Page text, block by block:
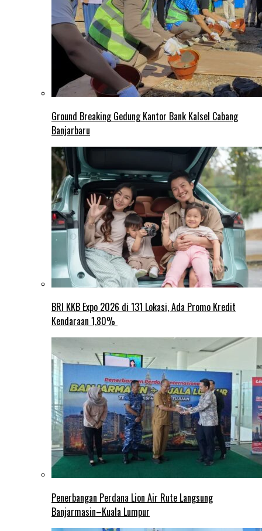
Ground Breaking Gedung Kantor Bank Kalsel Cabang
Banjarbaru
BRI KKB Expo 2026 di 131 Lokasi, Ada Promo Kredit
Kendaraan 1,80%
Penerbangan Perdana Lion Air Rute Langsung
Banjarmasin–Kuala Lumpur